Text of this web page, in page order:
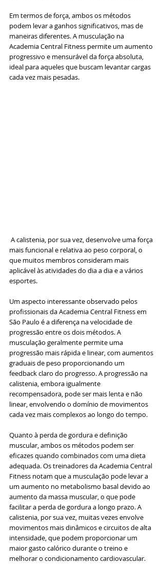
Em termos de força, ambos os métodos
podem levar a ganhos significativos, mas de
maneiras diferentes. A musculação na
Academia Central Fitness permite um aumento
progressivo e mensurável da força absoluta,
ideal para aqueles que buscam levantar cargas
cada vez mais pesadas.
mais funcional e relativa ao peso corporal, o
que muitos membros consideram mais
aplicável às atividades do dia a dia e a vários
esportes.
Um aspecto interessante observado pelos
profissionais da Academia Central Fitness em
São Paulo é a diferença na velocidade de
progressão entre os dois métodos. A
musculação geralmente permite uma
progressão mais rápida e linear, com aumentos
graduais de peso proporcionando um
feedback claro do progresso. A progressão na
calistenia, embora igualmente
recompensadora, pode ser mais lenta e não
linear, envolvendo o domínio de movimentos
cada vez mais complexos ao longo do tempo.
Quanto à perda de gordura e definição
muscular, ambos os métodos podem ser
eficazes quando combinados com uma dieta
adequada. Os treinadores da Academia Central
Fitness notam que a musculação pode levar a
um aumento no metabolismo basal devido ao
aumento da massa muscular, o que pode
facilitar a perda de gordura a longo prazo. A
calistenia, por sua vez, muitas vezes envolve
movimentos mais dinâmicos e circuitos de alta
intensidade, que podem proporcionar um
maior gasto calórico durante o treino e
melhorar o condicionamento cardiovascular.